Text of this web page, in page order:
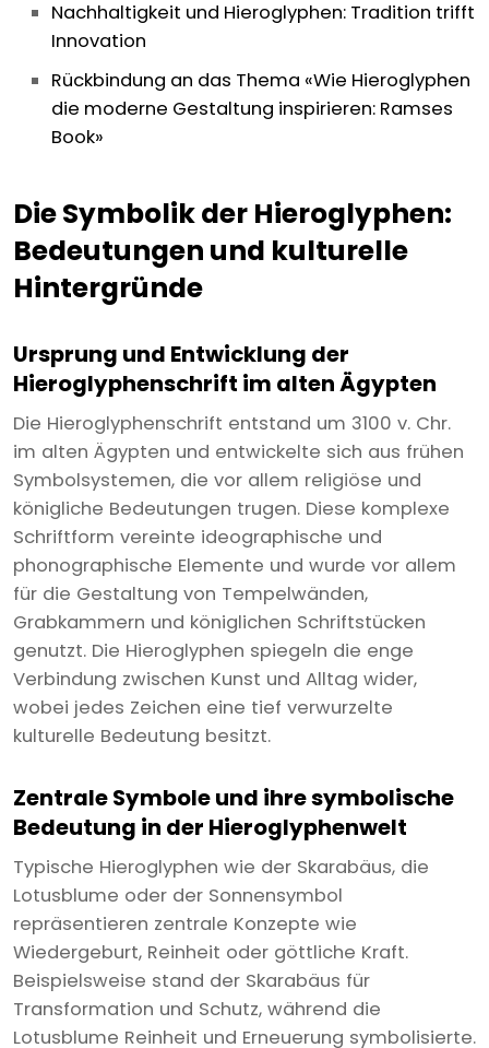
Nachhaltigkeit und Hieroglyphen: Tradition trifft
Innovation
Rückbindung an das Thema «Wie Hieroglyphen
die moderne Gestaltung inspirieren: Ramses
Book»
Die Symbolik der Hieroglyphen:
Bedeutungen und kulturelle
Hintergründe
Ursprung und Entwicklung der
Hieroglyphenschrift im alten Ägypten
Die Hieroglyphenschrift entstand um 3100 v. Chr.
im alten Ägypten und entwickelte sich aus frühen
Symbolsystemen, die vor allem religiöse und
königliche Bedeutungen trugen. Diese komplexe
Schriftform vereinte ideographische und
phonographische Elemente und wurde vor allem
für die Gestaltung von Tempelwänden,
Grabkammern und königlichen Schriftstücken
genutzt. Die Hieroglyphen spiegeln die enge
Verbindung zwischen Kunst und Alltag wider,
wobei jedes Zeichen eine tief verwurzelte
kulturelle Bedeutung besitzt.
Zentrale Symbole und ihre symbolische
Bedeutung in der Hieroglyphenwelt
Typische Hieroglyphen wie der Skarabäus, die
Lotusblume oder der Sonnensymbol
repräsentieren zentrale Konzepte wie
Wiedergeburt, Reinheit oder göttliche Kraft.
Beispielsweise stand der Skarabäus für
Transformation und Schutz, während die
Lotusblume Reinheit und Erneuerung symbolisierte.